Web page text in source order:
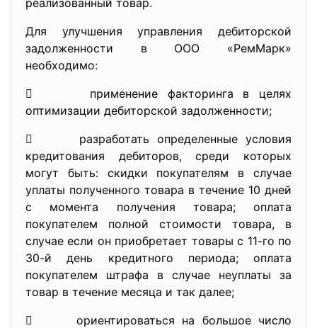
реализованный товар.
Для улучшения управления дебиторской
задолженности в ООО «РемМарк»
необходимо:
 применение факторинга в целях
оптимизации дебиторской задолженности;
 разработать определенные условия
кредитования дебиторов, среди которых
могут быть: скидки покупателям в случае
уплаты полученного товара в течение 10 дней
с момента получения товара; оплата
покупателем полной стоимости товара, в
случае если он приобретает товары с 11-го по
30-й день кредитного периода; оплата
покупателем штрафа в случае неуплаты за
товар в течение месяца и так далее;
 ориентироваться на большое число